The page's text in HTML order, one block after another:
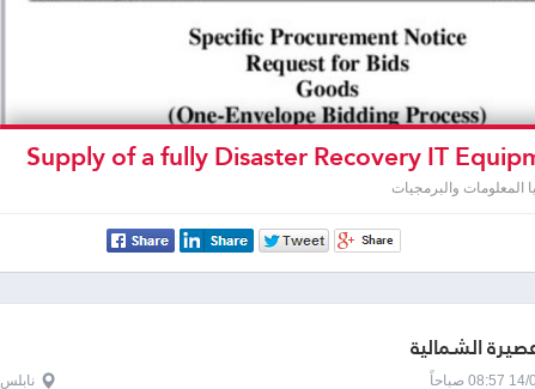
Supply of a fully Disaster Recovery IT
needed for SPEP Data, and Supply of Web
Firewall ( WAF ) needed for
المعلومات والبرمجيات
الشمالية
صباحاً نابلس